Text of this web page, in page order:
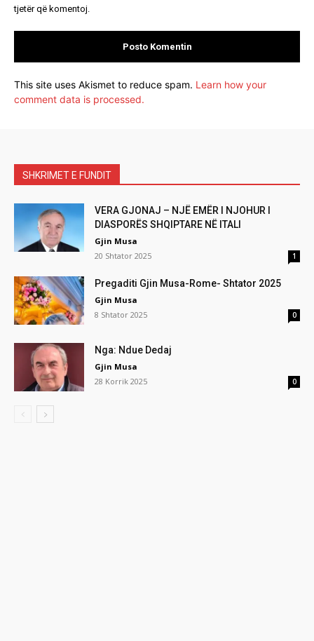
tjetër që komentoj.
This site uses Akismet to reduce spam. Learn how your
comment data is processed.
SHKRIMET E FUNDIT
VERA GJONAJ – NJË EMËR I NJOHUR I
DIASPORËS SHQIPTARE NË ITALI
Gjin Musa
20 Shtator 2025
1
Pregaditi Gjin Musa-Rome- Shtator 2025
Gjin Musa
8 Shtator 2025
0
Nga: Ndue Dedaj
Gjin Musa
28 Korrik 2025
0